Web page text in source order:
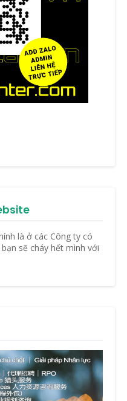
là ở các Công ty có
sẽ cháy hết mình với